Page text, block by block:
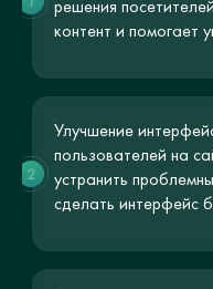
решения
контент и помогает
Улучшение
пользователей на
устранить
сделать интерфейс
2